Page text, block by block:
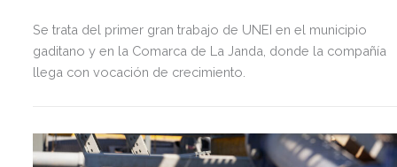
Se trata del primer gran trabajo de UNEI en el municipio
gaditano y en la Comarca de La Janda, donde la compañía
llega con vocación de crecimiento.